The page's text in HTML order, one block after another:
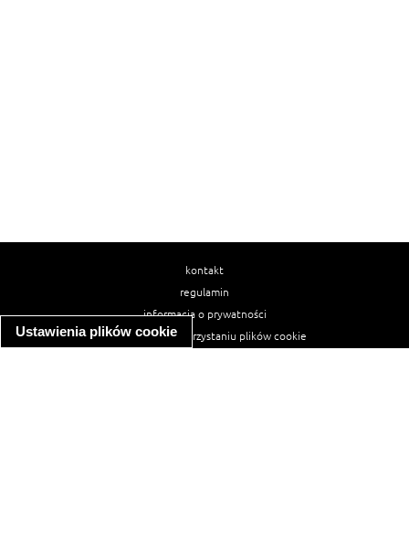
Ustawienia plików cookie
kontakt
regulamin
informacja o prywatności
informacja o wykorzystaniu plików cookie